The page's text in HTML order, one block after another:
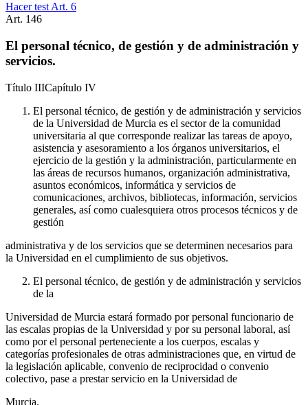
Hacer test Art. 6
Art. 146
El personal técnico, de gestión y de administración y
servicios.
Título IIICapítulo IV
El personal técnico, de gestión y de administración y servicios
de la Universidad de Murcia es el sector de la comunidad
universitaria al que corresponde realizar las tareas de apoyo,
asistencia y asesoramiento a los órganos universitarios, el
ejercicio de la gestión y la administración, particularmente en
las áreas de recursos humanos, organización administrativa,
asuntos económicos, informática y servicios de
comunicaciones, archivos, bibliotecas, información, servicios
generales, así como cualesquiera otros procesos técnicos y de
gestión
administrativa y de los servicios que se determinen necesarios para
la Universidad en el cumplimiento de sus objetivos.
El personal técnico, de gestión y de administración y servicios
de la
Universidad de Murcia estará formado por personal funcionario de
las escalas propias de la Universidad y por su personal laboral, así
como por el personal perteneciente a los cuerpos, escalas y
categorías profesionales de otras administraciones que, en virtud de
la legislación aplicable, convenio de reciprocidad o convenio
colectivo, pase a prestar servicio en la Universidad de
Murcia.